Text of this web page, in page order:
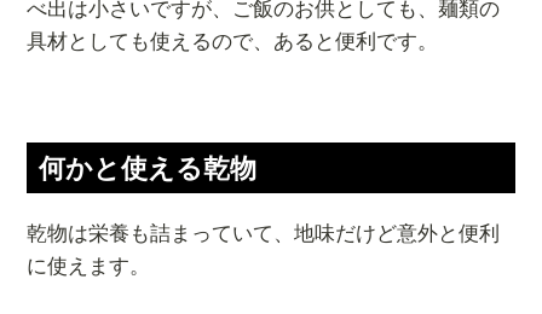
べ出は小さいですが、ご飯のお供としても、麺類の
具材としても使えるので、あると便利です。
何かと使える乾物
乾物は栄養も詰まっていて、地味だけど意外と便利
に使えます。